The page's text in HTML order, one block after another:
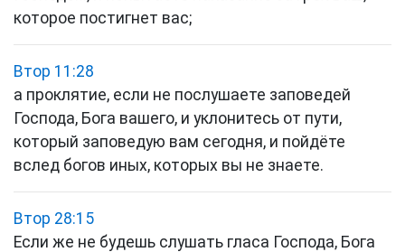
которое постигнет вас;
Втор 11:28
а проклятие, если не послушаете заповедей
Господа, Бога вашего, и уклонитесь от пути,
который заповедую вам сегодня, и пойдёте
вслед богов иных, которых вы не знаете.
Втор 28:15
Если же не будешь слушать гласа Господа, Бога